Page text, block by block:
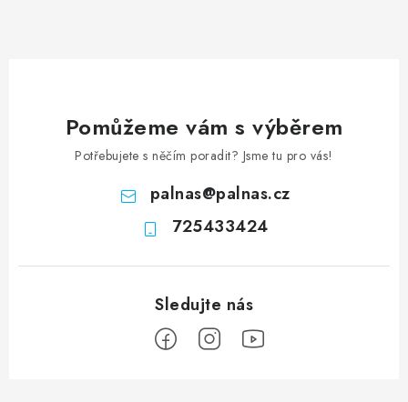
Pomůžeme vám s výběrem
Potřebujete s něčím poradit? Jsme tu pro vás!
palnas@palnas.cz
725433424